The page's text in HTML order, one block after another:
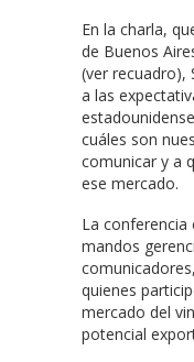
En la charla,
de Buenos
(ver recuadro),
a las
cuáles son
comunicar y a
ese mercado.
La conferencia
mandos
quienes
mercado del
potencial